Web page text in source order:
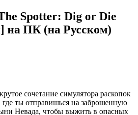
Spotter: Dig or Die
на ПК (на Русском)
сочетание симулятора раскопок
ты отправишься на заброшенную
Невада, чтобы выжить в опасных